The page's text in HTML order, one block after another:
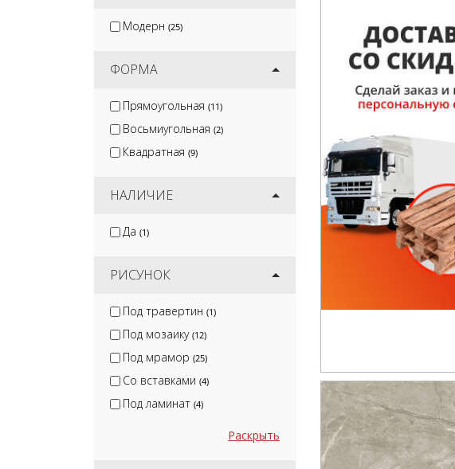
Модерн (25)
ФОРМА
Прямоугольная (11)
Восьмиугольная (2)
Квадратная (9)
НАЛИЧИЕ
Да (1)
РИСУНОК
Под травертин (1)
Под мозаику (12)
Под мрамор (25)
Со вставками (4)
Под ламинат (4)
Раскрыть